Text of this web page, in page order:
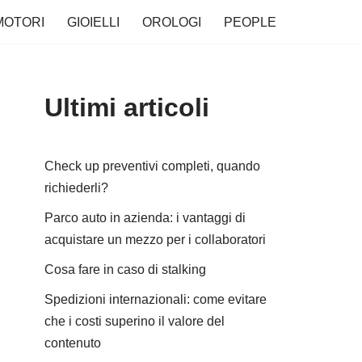
GIOIELLI OROLOGI PEOPLE
Ultimi articoli
Check up preventivi completi, quando
richiederli?
Parco auto in azienda: i vantaggi di
acquistare un mezzo per i collaboratori
Cosa fare in caso di stalking
Spedizioni internazionali: come evitare
che i costi superino il valore del
contenuto